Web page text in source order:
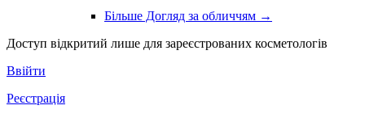
Більше Догляд за обличчям →
Доступ відкритий лише для зареєстрованих косметологів
Ввійти
Реєстрація